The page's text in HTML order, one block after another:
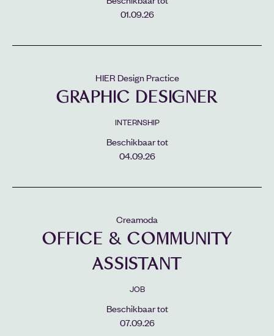
01.09.26
HIER Design Practice
GRAPHIC DESIGNER
INTERNSHIP
Beschikbaar tot
04.09.26
Creamoda
OFFICE & COMMUNITY
ASSISTANT
JOB
Beschikbaar tot
07.09.26